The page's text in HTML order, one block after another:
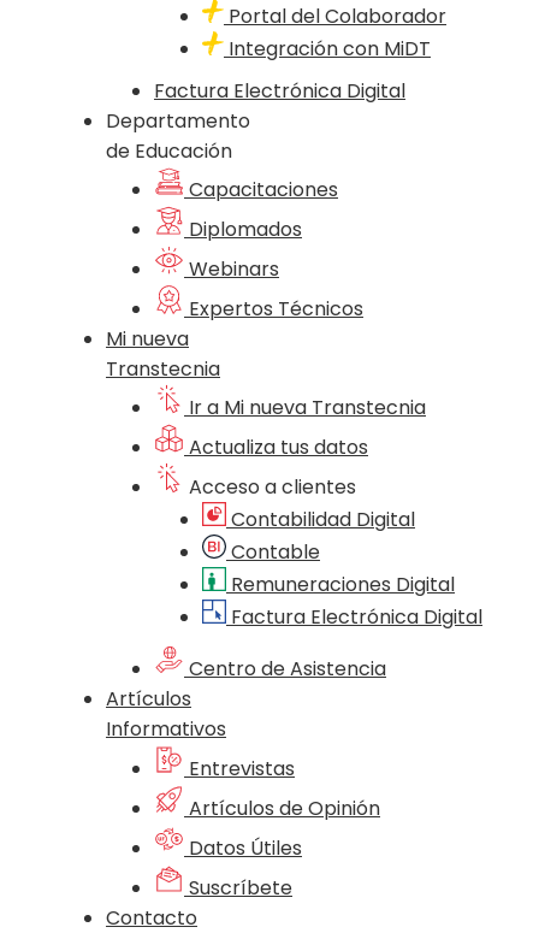
Portal del Colaborador
Integración con MiDT
Factura Electrónica Digital
Departamento
de Educación
Capacitaciones
Diplomados
Webinars
Expertos Técnicos
Mi nueva
Transtecnia
Ir a Mi nueva Transtecnia
Actualiza tus datos
Acceso a clientes
Contabilidad Digital
Contable
Remuneraciones Digital
Factura Electrónica Digital
Centro de Asistencia
Artículos
Informativos
Entrevistas
Artículos de Opinión
Datos Útiles
Suscríbete
Contacto